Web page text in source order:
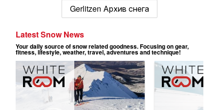
Gerlitzen Архив снега